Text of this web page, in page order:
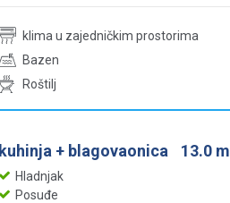
klima u zajedničkim prostorima
Bazen
Roštilj
kuhinja + blagovaonica 13.0 m
Hladnjak
Posuđe